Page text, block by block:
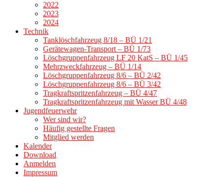
2022
2023
2024
Technik
Tanklöschfahrzeug 8/18 – BÜ 1/21
Gerätewagen-Transport – BÜ 1/73
Löschgruppenfahrzeug LF 20 KatS – BÜ 1/45
Mehrzweckfahrzeug – BÜ 1/14
Löschgruppenfahrzeug 8/6 – BÜ 2/42
Löschgruppenfahrzeug 8/6 – BÜ 3/42
Tragkraftspritzenfahrzeug – BÜ 4/47
Tragkraftspritzenfahrzeug mit Wasser BÜ 4/48
Jugendfeuerwehr
Wer sind wir?
Häufig gestellte Fragen
Mitglied werden
Kalender
Download
Anmelden
Impressum